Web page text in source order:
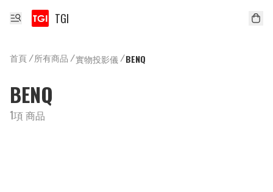
TGI
首頁/所有商品 /實物投影儀/BENQ
BENQ
1項 商品